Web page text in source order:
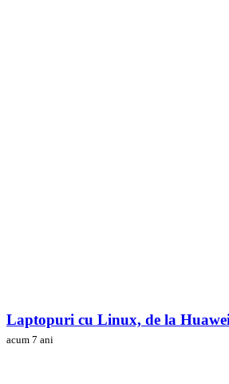
Laptopuri cu Linux, de la Huawei
acum 7 ani